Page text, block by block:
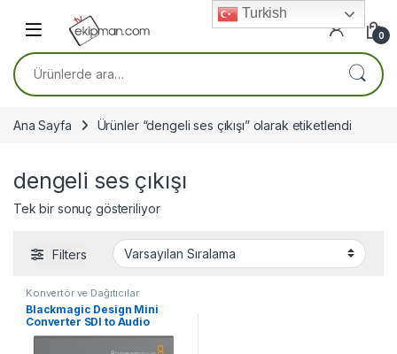
0
Ara:
Ana Sayfa Ürünler “dengeli ses çıkışı” olarak etiketlendi
dengeli ses çıkışı
Tek bir sonuç gösteriliyor
Filters
Konvertör ve Dağıtıcılar
Blackmagic Design Mini
Converter SDI to Audio
Turkish